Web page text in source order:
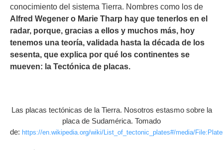
conocimiento del sistema Tierra. Nombres como los de
Alfred Wegener o Marie Tharp hay que tenerlos en el
radar, porque, gracias a ellos y muchos más, hoy
tenemos una teoría, validada hasta la década de los
sesenta, que explica por qué los continentes se
mueven: la Tectónica de placas.
Las placas tectónicas de la Tierra. Nosotros estasmo sobre la
placa de Sudamérica. Tomado
de: https://en.wikipedia.org/wiki/List_of_tectonic_plates#/media/